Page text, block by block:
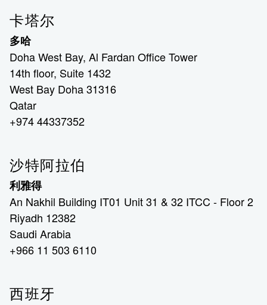
卡塔尔
多哈
Doha West Bay, Al Fardan Office Tower
14th floor, Suite 1432
West Bay Doha 31316
Qatar
+974 44337352
沙特阿拉伯
利雅得
An Nakhil Building IT01 Unit 31 & 32 ITCC - Floor 2
Riyadh 12382
Saudi Arabia
+966 11 503 6110
西班牙